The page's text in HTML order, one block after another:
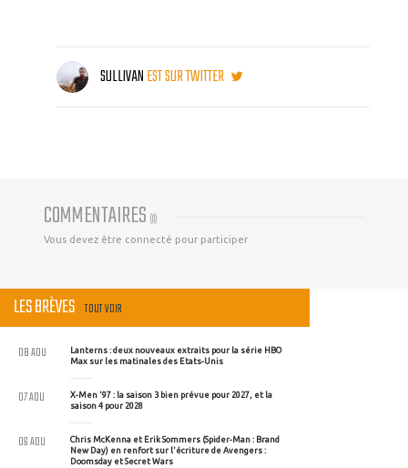
SULLIVANEST SUR TWITTER
COMMENTAIRES (0)
Vous devez être connecté pour participer
LES BRÈVES TOUT VOIR
Lanterns : deux nouveaux extraits pour la série HBO
Max sur les matinales des Etats-Unis
08 AOU
X-Men '97 : la saison 3 bien prévue pour 2027, et la
saison 4 pour 2028
07 AOU
Chris McKenna et Erik Sommers (Spider-Man : Brand
New Day) en renfort sur l'écriture de Avengers :
Doomsday et Secret Wars
06 AOU